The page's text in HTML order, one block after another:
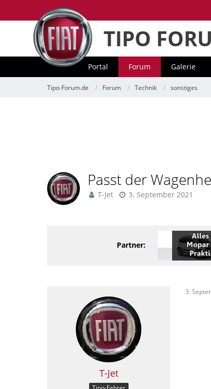
TIPO
Portal Forum Galerie
Tipo-Forum.de Forum Technik sonstiges
Passt der
T-Jet 3. September 2021
Partner:
T-Jet
3.